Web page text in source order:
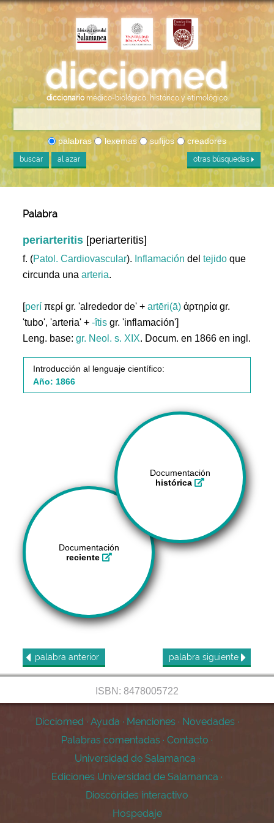
diccionario médico-biológico, histórico y etimológico
palabras lexemas sufijos creadores
buscar al azar otras búsquedas
Palabra
periarteritis [periarteritis]
f. (Patol. Cardiovascular). Inflamación deltejido que
circunda unaarteria.
[perí περί gr. 'alrededor de' +artēri(ā) ἀρτηρία gr.
'tubo', 'arteria' +-îtis gr. 'inflamación']
Leng. base:gr. Neol. s. XIX. Docum. en 1866 en ingl.
Introducción al lenguaje científico:
Año: 1866
Documentación
histórica
Documentación
reciente
palabra anterior palabra siguiente
ISBN: 8478005722
Dicciomed · Ayuda · Menciones · Novedades ·
Palabras comentadas · Contacto ·
Universidad de Salamanca ·
Ediciones Universidad de Salamanca ·
Dioscórides interactivo
Hospedaje